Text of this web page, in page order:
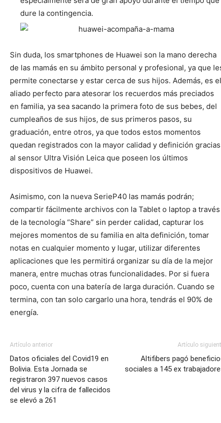
dure la contingencia.
Sin duda, los smartphones de Huawei son la mano derecha
de las mamás en su ámbito personal y profesional, ya que
permite conectarse y estar cerca de sus hijos. Además, es el
aliado perfecto para atesorar los recuerdos más preciados
en familia, ya sea sacando la primera foto de sus bebes, del
cumpleaños de sus hijos, de sus primeros pasos, su
graduación, entre otros, ya que todos estos momentos
quedan registrados con la mayor calidad y definición gracias
al sensor Ultra Visión Leica que poseen los últimos
dispositivos de Huawei.
Asimismo, con la nueva SerieP40 las mamás podrán;
compartir fácilmente archivos con la Tablet o laptop a través
de la tecnología “Share” sin perder calidad, capturar los
mejores momentos de su familia en alta definición, tomar
notas en cualquier momento y lugar, utilizar diferentes
aplicaciones que les permitirá organizar su día de la mejor
manera, entre muchas otras funcionalidades. Por si fuera
poco, cuenta con una batería de larga duración. Cuando se
termina, con tan solo cargarlo una hora, tendrás el 90% de
energía.
Artículo anterior
Datos oficiales del Covid19 en
Bolivia. Esta Jornada se
registraron 397 nuevos casos
del virus y la cifra de fallecidos
se elevó a 261
Artículo
Altifibers pagó
sociales a 145 ex